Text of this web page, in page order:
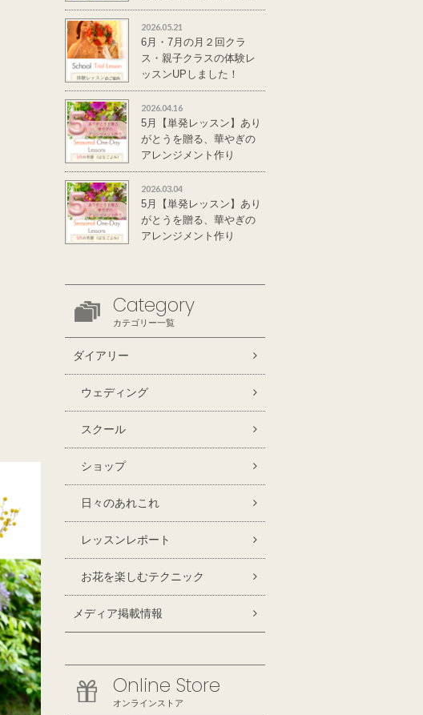
単発レッスンのご案
内
2026.05.21
6月・7月の月２回クラ
ス・親子クラスの体験レ
ッスンUPしました！
2026.04.16
5月【単発レッスン】あり
がとうを贈る、華やぎの
アレンジメント作り
2026.03.04
5月【単発レッスン】あり
がとうを贈る、華やぎの
アレンジメント作り
Category
カテゴリー一覧
ダイアリー
ウェディング
スクール
ショップ
日々のあれこれ
レッスンレポート
お花を楽しむテクニック
メディア掲載情報
Online Store
オンラインストア